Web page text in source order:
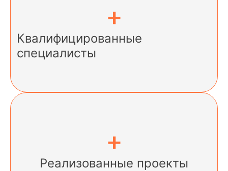
+
Квалифицированные
специалисты
+
Реализованные проекты